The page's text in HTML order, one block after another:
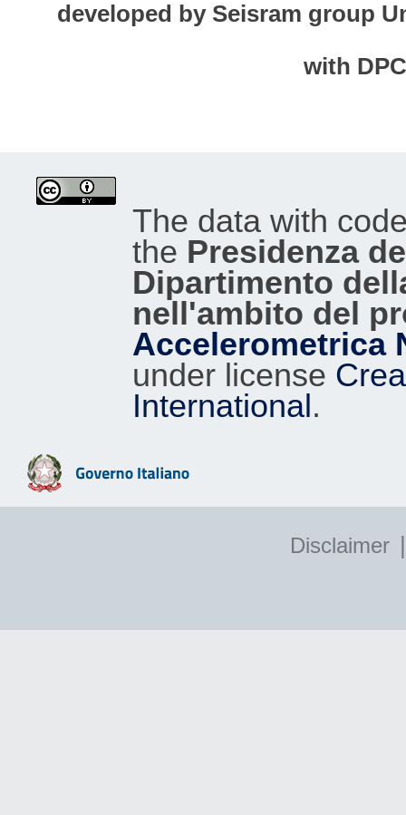
developed by Seisram group
with
The data with
the Presidenza
Dipartimento
nell'ambito del
Accelerometrica
under license
International.
Disclaimer